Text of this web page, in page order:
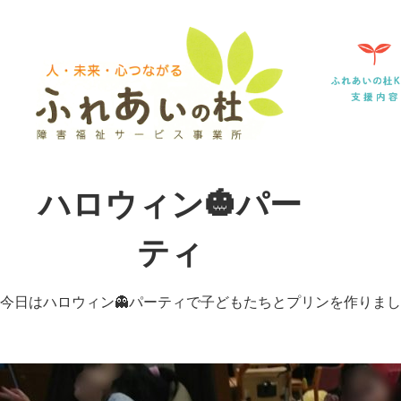
ハロウィン🎃パー
ティ
今日はハロウィン👻パーティで子どもたちとプリンを作りま